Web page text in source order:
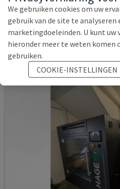
HP - KUNSTSTOF 3D-PRINTER
DUITSLAND 2018 16.291
We gebruiken cookies om uw
gebruik van de site te analyseren
marketingdoeleinden. U kunt uw
hieronder meer te weten komen
gebruiken.
COOKIE-INSTELLINGEN